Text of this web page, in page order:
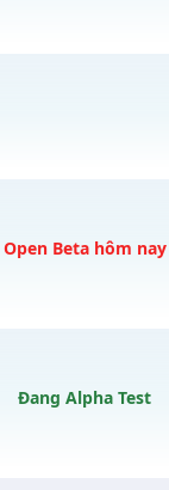
08/2626
Open Beta hôm nay
20h ngày
Đang Alpha Test